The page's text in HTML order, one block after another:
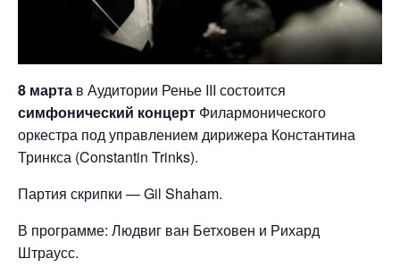
8 марта в Аудитории Ренье III состоится
симфонический концерт Филармонического
оркестра под управлением дирижера Константина
Тринкса (Constantin Trinks).
Партия скрипки — Gil Shaham.
В программе: Людвиг ван Бетховен и Рихард
Штраусс.